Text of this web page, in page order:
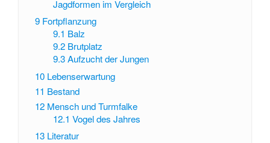
Jagdformen im Vergleich
9 Fortpflanzung
9.1 Balz
9.2 Brutplatz
9.3 Aufzucht der Jungen
10 Lebenserwartung
11 Bestand
12 Mensch und Turmfalke
12.1 Vogel des Jahres
13 Literatur